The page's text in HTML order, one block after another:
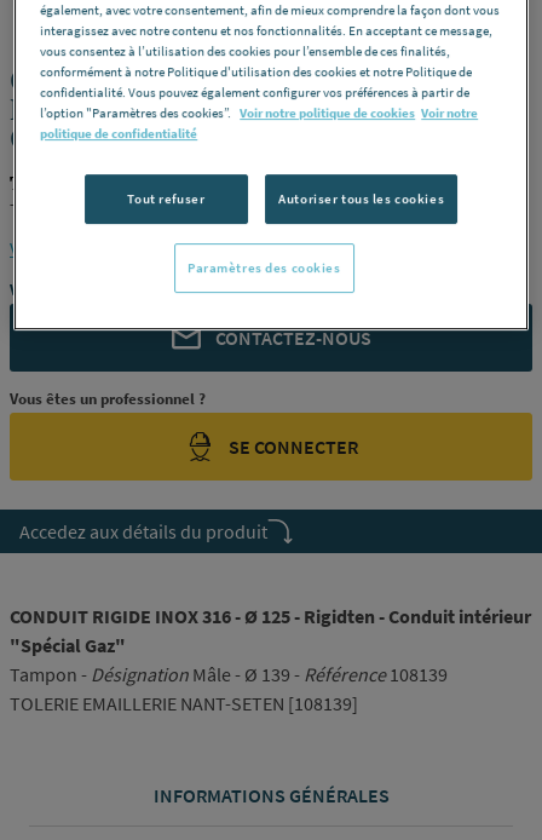
CONDUIT RIGIDE INOX 316 - Ø 125 -
Rigidten - Conduit intérieur "Spécial
Gaz"
TEN 108139
Tampon - DésignationMâle - Ø 139 -Référence108139
Voir la description complète
Vous avez un projet ?
CONTACTEZ-NOUS
Vous êtes un professionnel ?
SE CONNECTER
Accedez aux détails du produit
CONDUIT RIGIDE INOX 316 - Ø 125 - Rigidten - Conduit intérieur
"Spécial Gaz"
Tampon - Désignation Mâle - Ø 139 - Référence108139
TOLERIE EMAILLERIE NANT-SETEN [108139]
INFORMATIONS GÉNÉRALES
également, avec votre consentement, afin de mieux comprendre la façon dont vous
interagissez avec notre contenu et nos fonctionnalités. En acceptant ce message,
vous consentez à l’utilisation des cookies pour l’ensemble de ces finalités,
conformément à notre Politique d'utilisation des cookies et notre Politique de
confidentialité. Vous pouvez également configurer vos préférences à partir de
l’option "Paramètres des cookies”. Voir notre politique de cookies Voir notre
politique de confidentialité
Tout refuser Autoriser tous les cookies
Paramètres des cookies